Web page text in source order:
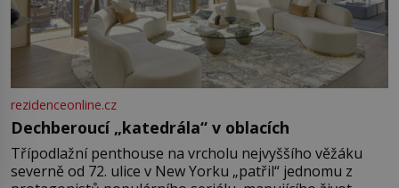
rezidenceonline.cz
Dechberoucí „katedrála“ v oblacích
Třípodlažní penthouse na vrcholu nejvyššího věžáku
severně od 72. ulice v New Yorku „patřil“ jednomu z